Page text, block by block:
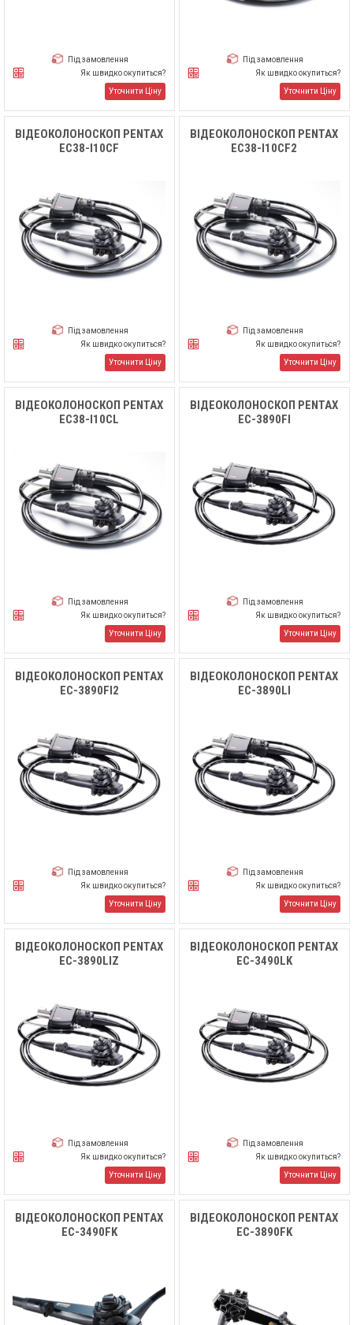
Під замовлення
Як швидко окупиться?
Уточнити Ціну
Під замовлення
Як швидко окупиться?
Уточнити Ціну
ВІДЕОКОЛОНОСКОП PENTAX
EC38-I10CF
Під замовлення
Як швидко окупиться?
Уточнити Ціну
ВІДЕОКОЛОНОСКОП PENTAX
EC38-I10CF2
Під замовлення
Як швидко окупиться?
Уточнити Ціну
ВІДЕОКОЛОНОСКОП PENTAX
EC38-I10CL
Під замовлення
Як швидко окупиться?
Уточнити Ціну
ВІДЕОКОЛОНОСКОП PENTAX
EC-3890FI
Під замовлення
Як швидко окупиться?
Уточнити Ціну
ВІДЕОКОЛОНОСКОП PENTAX
EC-3890FI2
Під замовлення
Як швидко окупиться?
Уточнити Ціну
ВІДЕОКОЛОНОСКОП PENTAX
EC-3890LI
Під замовлення
Як швидко окупиться?
Уточнити Ціну
ВІДЕОКОЛОНОСКОП PENTAX
EC-3890LIZ
Під замовлення
Як швидко окупиться?
Уточнити Ціну
ВІДЕОКОЛОНОСКОП PENTAX
EC-3490LK
Під замовлення
Як швидко окупиться?
Уточнити Ціну
ВІДЕОКОЛОНОСКОП PENTAX
EC-3490FK
ВІДЕОКОЛОНОСКОП PENTAX
EC-3890FK